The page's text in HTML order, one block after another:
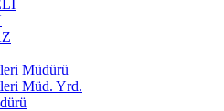
Müdürü
Müd. Yrd.